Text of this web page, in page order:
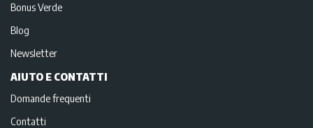
Bonus Verde
Blog
Newsletter
AIUTO E CONTATTI
Domande frequenti
Contatti